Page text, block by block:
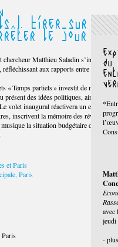
I. Tirer sur les
le jour »
chercheur Matthieu Saladin s’inscrit dans
réfléchissant aux rapports entre art et
« Temps partiels » investit de manière
des idées politiques, ainsi que
volet inaugural réactivera un ensemble
inscrivent la mémoire des révoltes au
la situation budgétaire du lieu et
et Paris
, Paris
Paris
du
avec
jeudi
-